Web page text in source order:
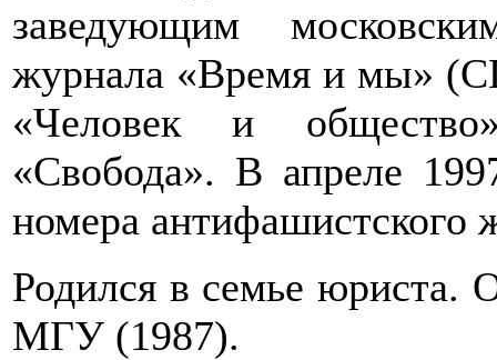
заведующим
журнала «Время и мы»
«Человек и
«Свобода». В апреле
номера антифашистского
Родился в семье юриста.
МГУ (1987).